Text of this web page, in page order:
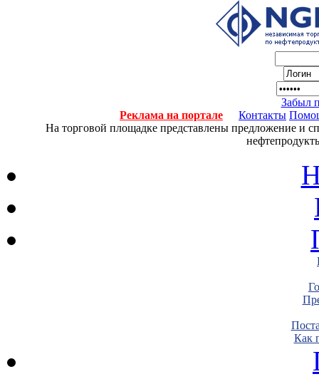
Забыл
Реклама на портале
Контакты
На торговой площадке представлены предложение и
Как